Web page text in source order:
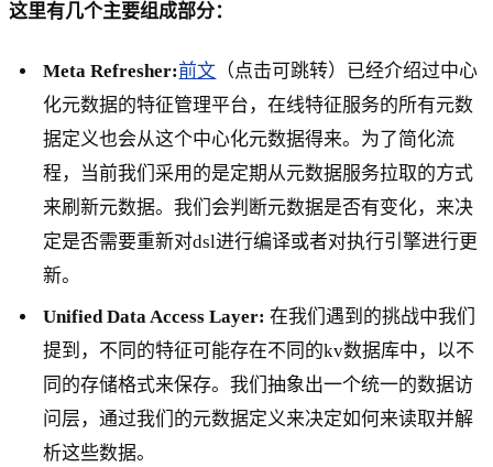
这里有几个主要组成部分：
Meta Refresher:前文 （点击可跳转）已经介绍过中心
化元数据的特征管理平台，在线特征服务的所有元数
据定义也会从这个中心化元数据得来。为了简化流
程，当前我们采用的是定期从元数据服务拉取的方式
来刷新元数据。我们会判断元数据是否有变化，来决
定是否需要重新对dsl进行编译或者对执行引擎进行更
新。
Unified Data Access Layer: 在我们遇到的挑战中我们
提到，不同的特征可能存在不同的kv数据库中，以不
同的存储格式来保存。我们抽象出一个统一的数据访
问层，通过我们的元数据定义来决定如何来读取并解
析这些数据。